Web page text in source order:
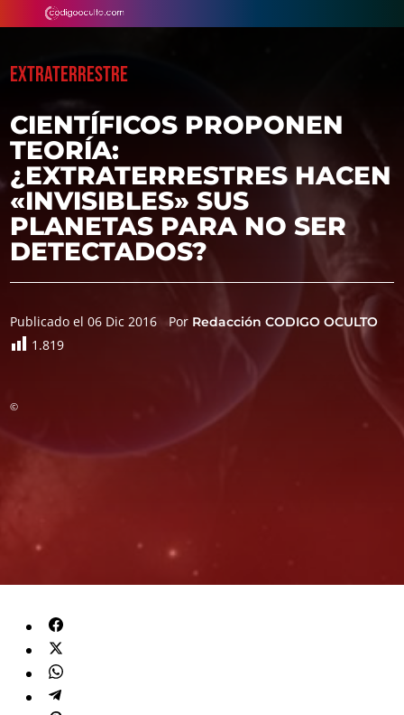
EXTRATERRESTRE
CIENTÍFICOS PROPONEN
TEORÍA:
¿EXTRATERRESTRES HACEN
«INVISIBLES» SUS
PLANETAS PARA NO SER
DETECTADOS?
Publicado el 06 Dic 2016 Por Redacción CODIGO OCULTO
1.819
©